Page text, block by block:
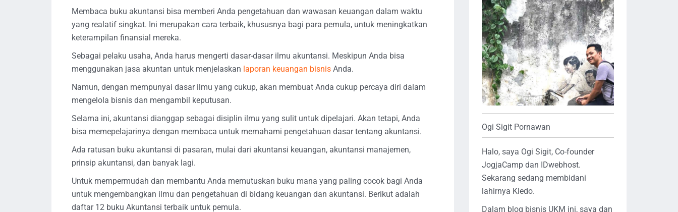
Membaca buku akuntansi bisa memberi Anda pengetahuan dan wawasan keuangan dalam waktu
yang realatif singkat. Ini merupakan cara terbaik, khususnya bagi para pemula, untuk meningkatkan
keterampilan finansial mereka.
Sebagai pelaku usaha, Anda harus mengerti dasar-dasar ilmu akuntansi. Meskipun Anda bisa
menggunakan jasa akuntan untuk menjelaskan laporan keuangan bisnis Anda.
Namun, dengan mempunyai dasar ilmu yang cukup, akan membuat Anda cukup percaya diri dalam
mengelola bisnis dan mengambil keputusan.
Selama ini, akuntansi dianggap sebagai disiplin ilmu yang sulit untuk dipelajari. Akan tetapi, Anda
bisa memepelajarinya dengan membaca untuk memahami pengetahuan dasar tentang akuntansi.
Ada ratusan buku akuntansi di pasaran, mulai dari akuntansi keuangan, akuntansi manajemen,
prinsip akuntansi, dan banyak lagi.
Untuk mempermudah dan membantu Anda memutuskan buku mana yang paling cocok bagi Anda
untuk mengembangkan ilmu dan pengetahuan di bidang keuangan dan akuntansi. Berikut adalah
daftar 12 buku Akuntansi terbaik untuk pemula.
Ogi Sigit Pornawan
Halo, saya Ogi Sigit, Co-founder
JogjaCamp dan IDwebhost.
Sekarang sedang membidani
lahirnya Kledo.
Dalam blog bisnis UKM ini, saya dan